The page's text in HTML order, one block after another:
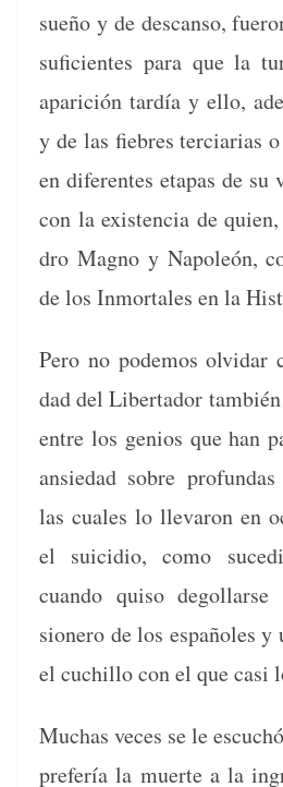
sueño y de des­can­so,
sufi­cientes para que la
apari­ción tardía y ello,
y de las fiebres ter­cia­rias
en difer­entes eta­pas de
con la exis­ten­cia de
dro Mag­no y Napoleón,
de los Inmor­tales en la
Pero no podemos
dad del Lib­er­ta­dor
entre los genios que han
ansiedad sobre
las cuales lo lle­varon en
el sui­cidio, como
cuan­do quiso
sionero de los españoles
el cuchil­lo con el que casi
Muchas veces se le
prefer­ía la muerte a la